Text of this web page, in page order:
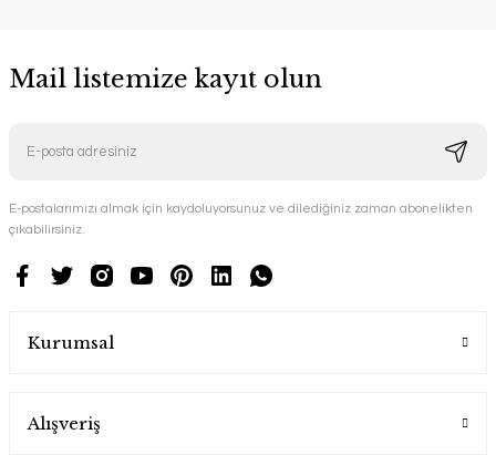
Mail listemize kayıt olun
E-postalarımızı almak için kaydoluyorsunuz ve dilediğiniz zaman abonelikten
çıkabilirsiniz.
Kurumsal
Alışveriş